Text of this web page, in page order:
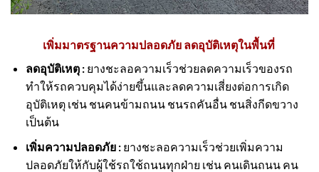
เพิ่มมาตรฐานความปลอดภัย ลดอุบัติเหตุในพื้นที่
ลดอุบัติเหตุ :ยางชะลอความเร็วช่วยลดความเร็วของรถ
ทำให้รถควบคุมได้ง่ายขึ้นและลดความเสี่ยงต่อการเกิด
อุบัติเหตุ เช่น ชนคนข้ามถนน ชนรถคันอื่น ชนสิ่งกีดขวาง
เป็นต้น
เพิ่มความปลอดภัย :ยางชะลอความเร็วช่วยเพิ่มความ
ปลอดภัยให้กับผู้ใช้รถใช้ถนนทุกฝ่าย เช่น คนเดินถนน คน